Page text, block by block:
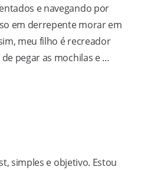
e navegando por
em derrepente morar em
meu filho é recreador
pegar as mochilas e …
simples e objetivo. Estou